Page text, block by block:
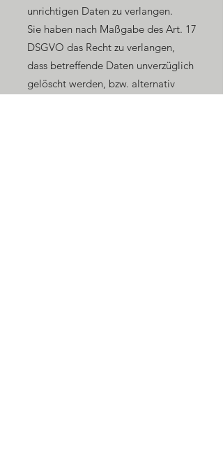
unrichtigen Daten zu verlangen.
Sie haben nach Maßgabe des Art. 17
DSGVO das Recht zu verlangen,
dass betreffende Daten unverzüglich
gelöscht werden, bzw. alternativ